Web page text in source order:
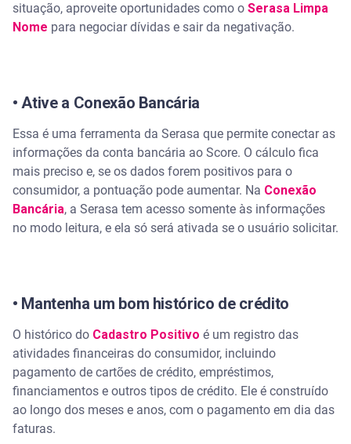
situação, aproveite oportunidades como o Serasa Limpa
Nome para negociar dívidas e sair da negativação.
• Ative a Conexão Bancária
Essa é uma ferramenta da Serasa que permite conectar as
informações da conta bancária ao Score. O cálculo fica
mais preciso e, se os dados forem positivos para o
consumidor, a pontuação pode aumentar. Na Conexão
Bancária, a Serasa tem acesso somente às informações
no modo leitura, e ela só será ativada se o usuário solicitar.
• Mantenha um bom histórico de crédito
O histórico do Cadastro Positivo é um registro das
atividades financeiras do consumidor, incluindo
pagamento de cartões de crédito, empréstimos,
financiamentos e outros tipos de crédito. Ele é construído
ao longo dos meses e anos, com o pagamento em dia das
faturas.